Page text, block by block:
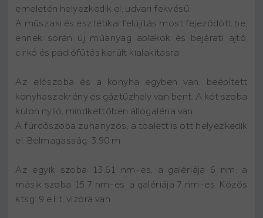
emeletén helyezkedik el, udvari fekvésű.
A műszaki és esztétikai felújítás most fejeződött be,
ennek során új műanyag ablakok és bejárati ajtó,
cirkó és padlófűtés került kialakításra.
Az előszoba és a konyha egyben van, beépített
konyhaszekrény és gáztűzhely van bent. A két szoba
külön nyíló, mindkettőben állógaléria van.
A fürdőszoba zuhanyzós, a toalett is ott helyezkedik
el. Belmagasság: 3,90 m.
Az egyik szoba 13,61 nm-es, a galériája 6 nm, a
másik szoba 15,7 nm-es, a galériája 7 nm-es. Közös
ktsg: 9 e Ft, vízóra van.